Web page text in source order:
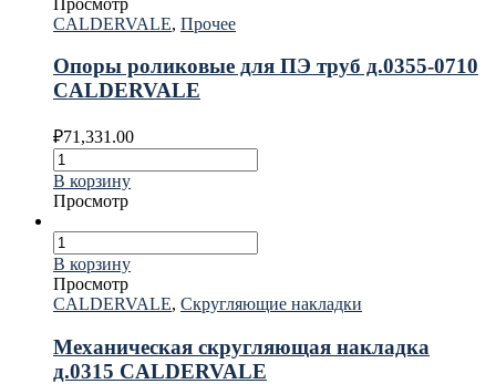
CALDERVALE, Прочее
Опоры роликовые для ПЭ труб д.0355-0710
CALDERVALE
₽71,331.00
В корзину
Просмотр
В корзину
Просмотр
CALDERVALE, Скругляющие накладки
Механическая скругляющая накладка
д.0315 CALDERVALE